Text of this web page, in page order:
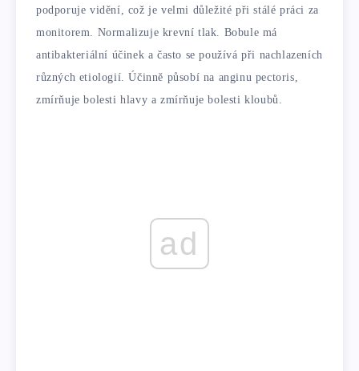
podporuje vidění, což je velmi důležité při stálé práci za
monitorem. Normalizuje krevní tlak. Bobule má
antibakteriální účinek a často se používá při nachlazeních
různých etiologií. Účinně působí na anginu pectoris,
zmírňuje bolesti hlavy a zmírňuje bolesti kloubů.
ad